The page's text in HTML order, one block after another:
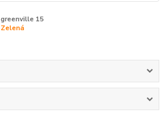
greenville 15
Zelená